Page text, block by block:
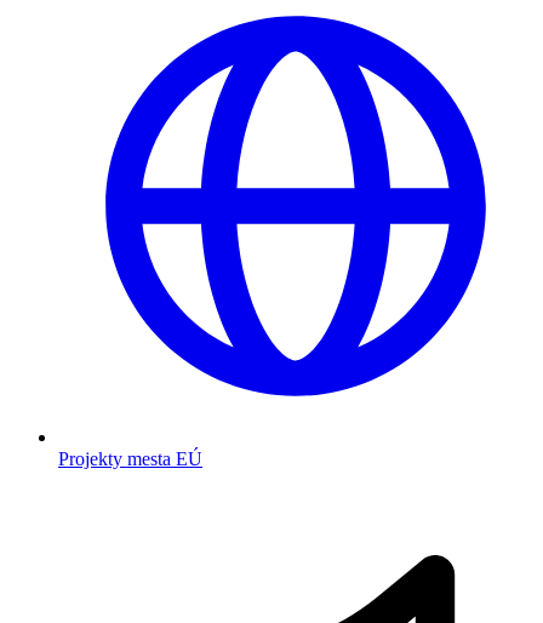
Projekty mesta EÚ